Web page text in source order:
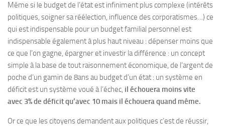
Même si le budget de l’état est infiniment plus complexe (intérêts
politiques, soigner sa réélection, influence des corporatismes…) ce
qui est indispensable pour un budget familial personnel est
indispensable également à plus haut niveau : dépenser moins que
ce que l’on gagne, épargner et investir la différence : un concept
simple à la base de tout raisonnement économique, de l’argent de
poche d’un gamin de 8ans au budget d’un état : un système en
déficit est un système voué à l’échec, il échouera moins vite
avec 3% de déficit qu’avec 10 mais il échouera quand même.
Or ce que les citoyens demandent aux politiques c’est de réussir,